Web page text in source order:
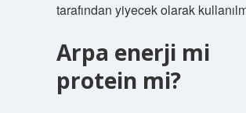
tarafından yiyecek olarak
Arpa enerji mi
protein mi?